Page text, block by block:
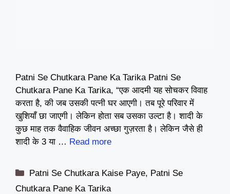
Patni Se Chutkara Pane Ka Tarika Patni Se
Chutkara Pane Ka Tarika, “एक आदमी यह सोचकर विवाह
करता है, की जब उसकी पत्नी घर आएगी। तब पूरे परिवार में
खुशियाँ छा जाएगी। लेकिन होता सब उसका उल्टा है। शादी के
कुछ माह तक वैवाहिक जीवन अच्छा गुज़रता है। लेकिन जैसे ही
शादी के 3 या … Read more
Categories
Patni Se Chutkara Kaise Paye, Patni Se
Chutkara Pane Ka Tarika